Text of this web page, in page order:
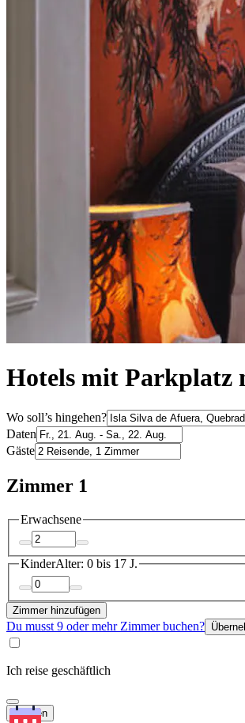
Hotels mit Parkplatz
Wo soll’s hingehen?
Daten
Gäste
Zimmer 1
Erwachsene
KinderAlter: 0 bis 17 J.
Zimmer hinzufügen
Du musst 9 oder mehr Zimmer buchen?
Ich reise geschäftlich
Suchen